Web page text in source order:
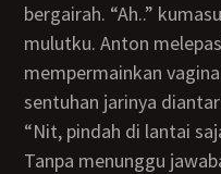
bergairah. “Ah..”
mulutku. Anton
mempermainkan
sentuhan jarinya
“Nit, pindah di lantai
Tanpa menunggu jawabanku, dia sudah